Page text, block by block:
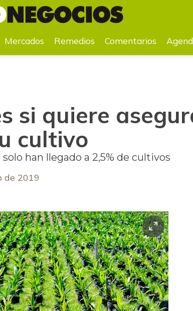
Mercados Remedios Comentarios
si quiere
cultivo
han llegado a 2,5% de cultivos
de 2019